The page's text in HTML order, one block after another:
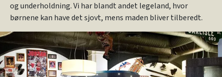
og underholdning. Vi har blandt andet legeland, hvor
børnene kan have det sjovt, mens maden bliver tilberedt.